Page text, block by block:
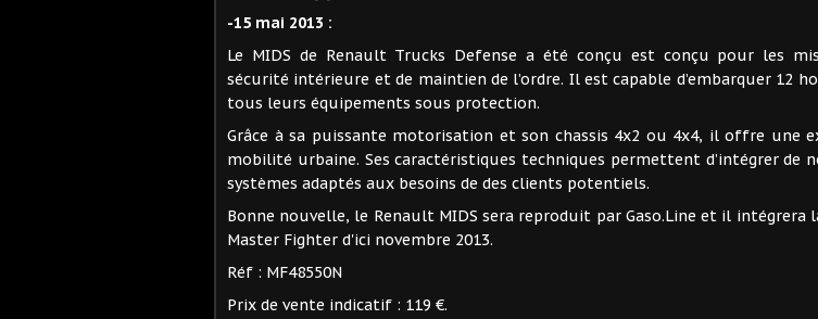
-15 mai 2013 :
Le MIDS de Renault Trucks Defense a été conçu est conçu pour les
sécurité intérieure et de maintien de l’ordre. Il est capable d’embarquer 12
tous leurs équipements sous protection.
Grâce à sa puissante motorisation et son chassis 4x2 ou 4x4, il offre une
mobilité urbaine. Ses caractéristiques techniques permettent d’intégrer de
systèmes adaptés aux besoins de des clients potentiels.
Bonne nouvelle, le Renault MIDS sera reproduit par Gaso.Line et il intégrera
Master Fighter d'ici novembre 2013.
Réf : MF48550N
Prix de vente indicatif : 119 €.